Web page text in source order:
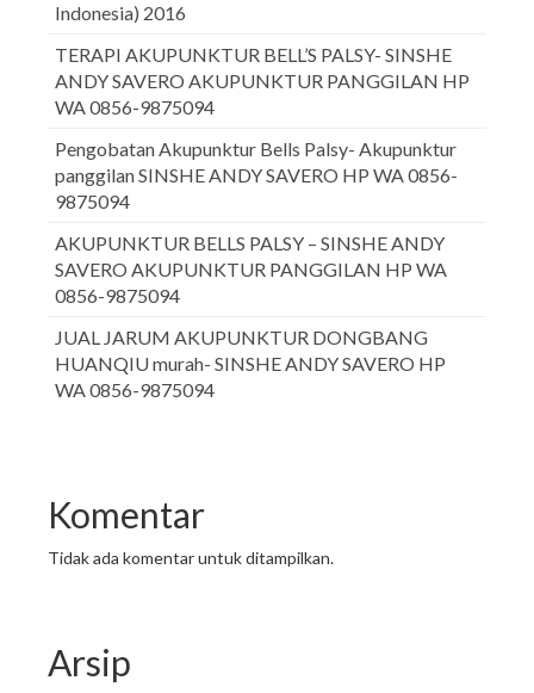
Indonesia) 2016
TERAPI AKUPUNKTUR BELL’S PALSY- SINSHE
ANDY SAVERO AKUPUNKTUR PANGGILAN HP
WA 0856-9875094
Pengobatan Akupunktur Bells Palsy- Akupunktur
panggilan SINSHE ANDY SAVERO HP WA 0856-
9875094
AKUPUNKTUR BELLS PALSY – SINSHE ANDY
SAVERO AKUPUNKTUR PANGGILAN HP WA
0856-9875094
JUAL JARUM AKUPUNKTUR DONGBANG
HUANQIU murah- SINSHE ANDY SAVERO HP
WA 0856-9875094
Komentar
Tidak ada komentar untuk ditampilkan.
Arsip